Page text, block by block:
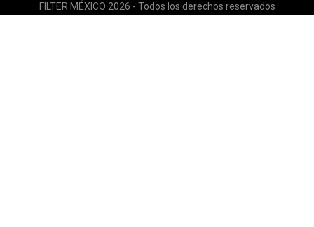
FILTER MÉXICO 2026 - Todos los derechos reservados